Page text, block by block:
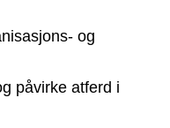
og
påvirke atferd i